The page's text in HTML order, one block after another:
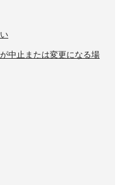
中止または変更になる場